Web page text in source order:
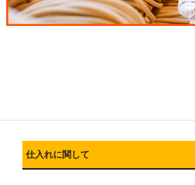
仕入れに関して